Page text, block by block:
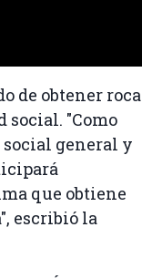
de obtener roca
social. "Como
general y
que obtiene
escribió la